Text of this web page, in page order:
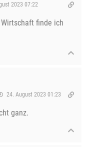
2023 07:22
finde ich
24. August 2023 01:23
ganz.